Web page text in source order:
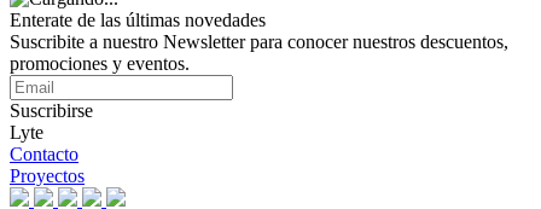
Enterate de las últimas novedades
Suscribite a nuestro Newsletter para conocer nuestros descuentos,
promociones y eventos.
Suscribirse
Lyte
Contacto
Proyectos